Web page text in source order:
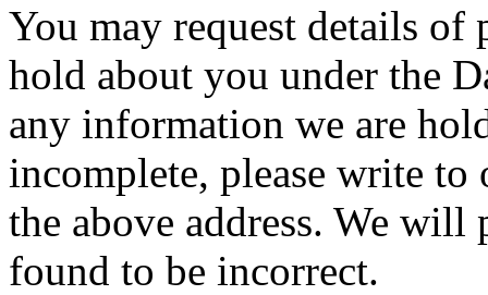
You may request details
hold about you under the
any information we are
incomplete, please write to
the above address. We
found to be incorrect.